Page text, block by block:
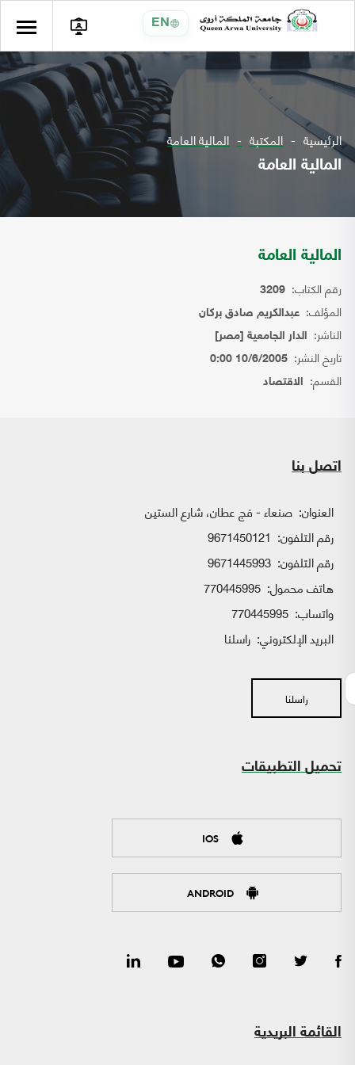
EN
الرئيسية المكتبة المالية العامة
المالية العامة
المالية العامة
رقم الكتاب: 3209
المؤلف: عبدالكريم صادق بركان
الناشر: الدار الجامعية [مصر]
تاريخ النشر: 10/6/2005 0:00
القسم: الاقتصاد
اتصل بنا
العنوان: صنعاء - فج عطان، شارع الستين
رقم التلفون: 9671450121
رقم التلفون: 9671445993
هاتف محمول: 770445995
واتساب:
البريد الإلكتروني: راسلنا
راسلنا
تحميل التطبيقات
IOS
ANDROID
القائمة البريدية